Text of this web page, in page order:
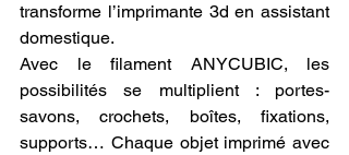
transforme l’imprimante 3d en assistant
domestique.
Avec le filament ANYCUBIC, les
possibilités se multiplient : portes-
savons, crochets, boîtes, fixations,
supports… Chaque objet imprimé avec